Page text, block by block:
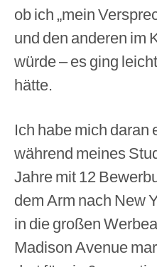
ob ich „mein
und den anderen im
würde – es ging
hätte.
Ich habe mich daran
während meines
Jahre mit 12
dem Arm nach New
in die großen
Madison Avenue